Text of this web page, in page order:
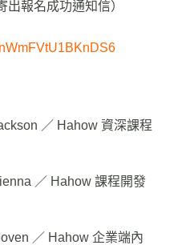
報名成功通知信）
／ Hahow 資深課程
／ Hahow 課程開發
／ Hahow 企業端內